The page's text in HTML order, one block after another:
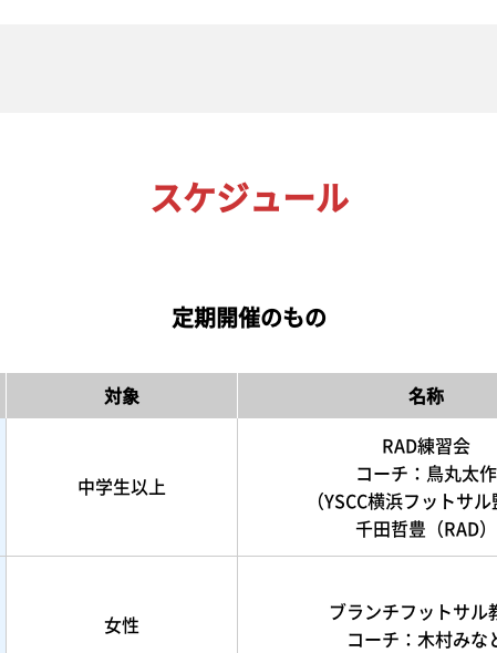
スケジュール
定期開催のもの
対象 名称
中学生以上
RAD練習会
コーチ：鳥丸太作
（YSCC横浜フットサ
千田哲豊（RAD）
女性
ブランチフットサル
コーチ：木村みな